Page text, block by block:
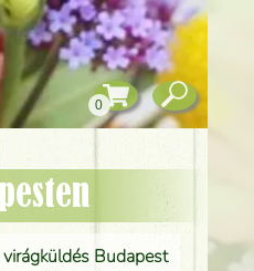
Budapest
0